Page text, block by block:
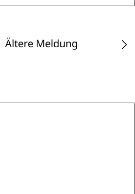
Ältere Meldung